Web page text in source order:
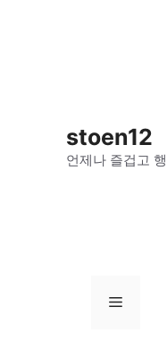
stoen12
언제나 즐겁고
메